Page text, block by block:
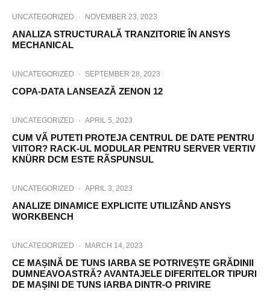
UNCATEGORIZED · NOVEMBER 23, 2023
ANALIZA STRUCTURALĂ TRANZITORIE ÎN ANSYS
MECHANICAL
UNCATEGORIZED · SEPTEMBER 28, 2023
COPA-DATA LANSEAZĂ ZENON 12
UNCATEGORIZED · APRIL 5, 2023
CUM VÃ PUTETI PROTEJA CENTRUL DE DATE PENTRU
VIITOR? RACK-UL MODULAR PENTRU SERVER VERTIV
KNÜRR DCM ESTE RÃSPUNSUL
UNCATEGORIZED · APRIL 3, 2023
ANALIZE DINAMICE EXPLICITE UTILIZÂND ANSYS
WORKBENCH
UNCATEGORIZED · MARCH 14, 2023
CE MAȘINĂ DE TUNS IARBA SE POTRIVEȘTE GRĂDINII
DUMNEAVOASTRĂ? AVANTAJELE DIFERITELOR TIPURI
DE MAȘINI DE TUNS IARBA DINTR-O PRIVIRE